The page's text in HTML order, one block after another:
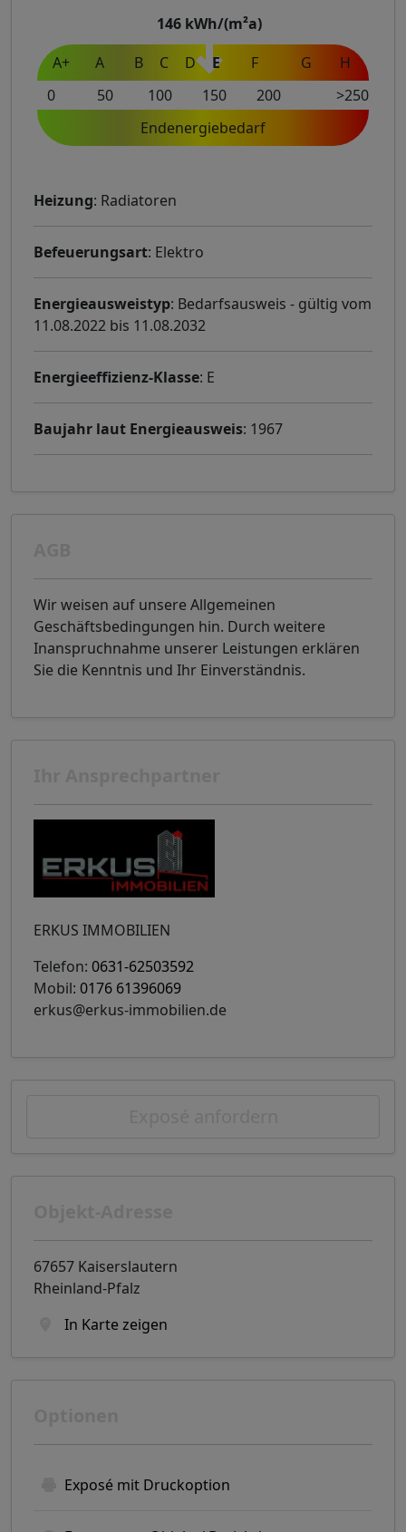
A+ A B C D E F G H
146 kWh/(m²a)
0 50 100 150 200
>250
Endenergiebedarf
Heizung: Radiatoren
Befeuerungsart: Elektro
Energieausweistyp: Bedarfsausweis - gültig vom
11.08.2022 bis 11.08.2032
Energieeffizienz-Klasse: E
Baujahr laut Energieausweis: 1967
Wir weisen auf unsere Allgemeinen
Geschäftsbedingungen hin. Durch weitere
Inanspruchnahme unserer Leistungen erklären
Sie die Kenntnis und Ihr Einverständnis.
ERKUS IMMOBILIEN
Telefon: 0631-62503592
Mobil: 0176 61396069
erkus@erkus-immobilien.de
67657 Kaiserslautern
Rheinland-Pfalz
In Karte zeigen
Exposé mit Druckoption